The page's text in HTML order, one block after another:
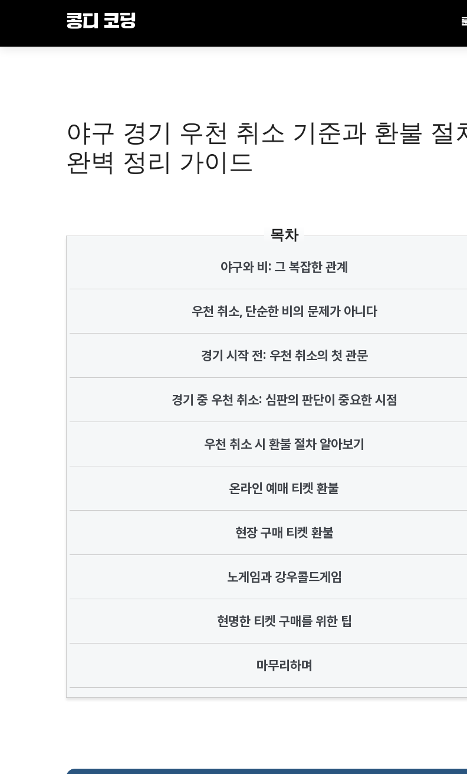
콩디 코딩
야구 경기 우천 취소 기준과 환불 절
완벽 정리 가이드
목차
야구와 비: 그 복잡한 관계
우천 취소, 단순한 비의 문제가 아니다
경기 시작 전: 우천 취소의 첫 관문
경기 중 우천 취소: 심판의 판단이 중요한 시점
우천 취소 시 환불 절차 알아보기
온라인 예매 티켓 환불
현장 구매 티켓 환불
노게임과 강우콜드게임
현명한 티켓 구매를 위한 팁
마무리하며